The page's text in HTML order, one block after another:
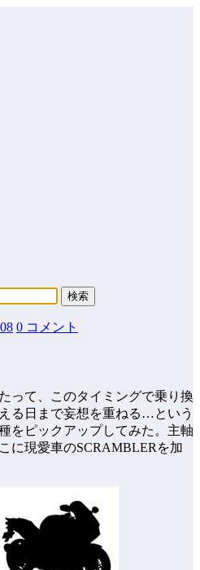
0 コメント
って、このタイミングで乗り換
る日まで妄想を重ねる…という
をピックアップしてみた。主軸
に現愛車のSCRAMBLERを加